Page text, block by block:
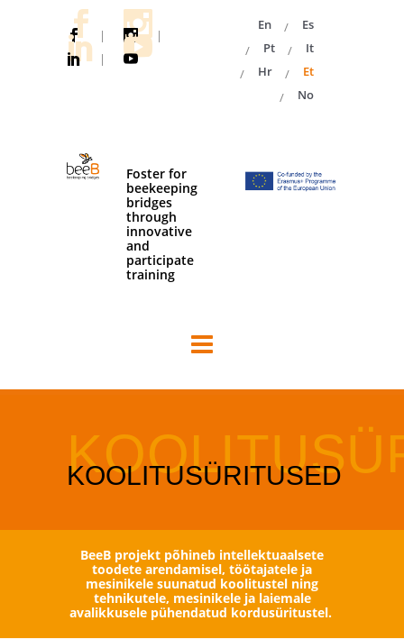
|
|
|
En
Es
Pt
It
Hr
Et
No
Foster for
beekeeping
bridges
through
innovative
and
participate
training
BeeB projekt põhineb intellektuaalsete
toodete arendamisel, töötajatele ja
mesinikele suunatud koolitustel ning
tehnikutele, mesinikele ja laiemale
avalikkusele pühendatud kordusüritustel.